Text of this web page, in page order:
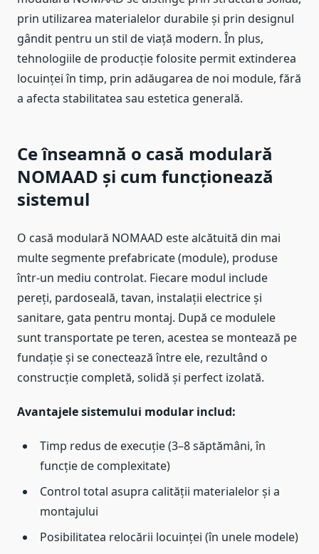
prin utilizarea materialelor durabile și prin designul
gândit pentru un stil de viață modern. În plus,
tehnologiile de producție folosite permit extinderea
locuinței în timp, prin adăugarea de noi module, fără
a afecta stabilitatea sau estetica generală.
Ce înseamnă o casă modulară
NOMAAD și cum funcționează
sistemul
O casă modulară NOMAAD este alcătuită din mai
multe segmente prefabricate (module), produse
într-un mediu controlat. Fiecare modul include
pereți, pardoseală, tavan, instalații electrice și
sanitare, gata pentru montaj. După ce modulele
sunt transportate pe teren, acestea se montează pe
fundație și se conectează între ele, rezultând o
construcție completă, solidă și perfect izolată.
Avantajele sistemului modular includ:
Timp redus de execuție (3–8 săptămâni, în
funcție de complexitate)
Control total asupra calității materialelor și a
montajului
Posibilitatea relocării locuinței (în unele modele)